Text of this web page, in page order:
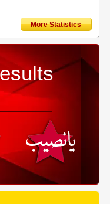
More Statistics